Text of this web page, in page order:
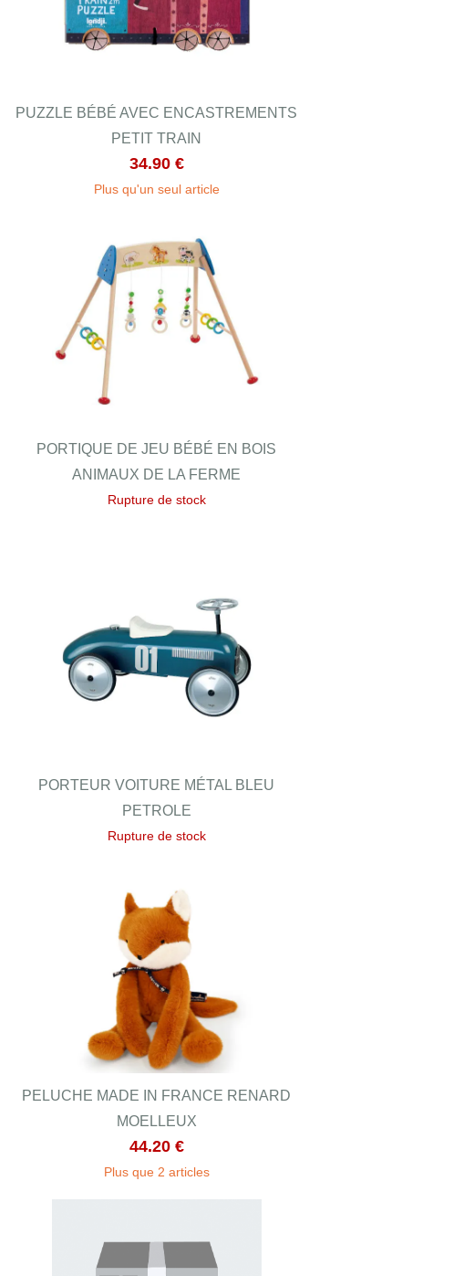
PUZZLE BÉBÉ AVEC ENCASTREMENTS
PETIT TRAIN
34.90 €
Plus qu'un seul article
PORTIQUE DE JEU BÉBÉ EN BOIS
ANIMAUX DE LA FERME
Rupture de stock
PORTEUR VOITURE MÉTAL BLEU
PETROLE
Rupture de stock
PELUCHE MADE IN FRANCE RENARD
MOELLEUX
44.20 €
Plus que 2 articles